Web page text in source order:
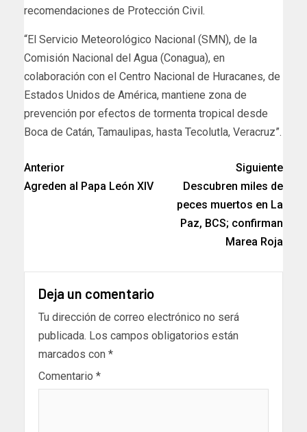
recomendaciones de Protección Civil.
“El Servicio Meteorológico Nacional (SMN), de la
Comisión Nacional del Agua (Conagua), en
colaboración con el Centro Nacional de Huracanes, de
Estados Unidos de América, mantiene zona de
prevención por efectos de tormenta tropical desde
Boca de Catán, Tamaulipas, hasta Tecolutla, Veracruz”.
Anterior
Agreden al Papa León XIV
Siguiente
Descubren miles de
peces muertos en La
Paz, BCS; confirman
Marea Roja
Deja un comentario
Tu dirección de correo electrónico no será
publicada. Los campos obligatorios están
marcados con *
Comentario *